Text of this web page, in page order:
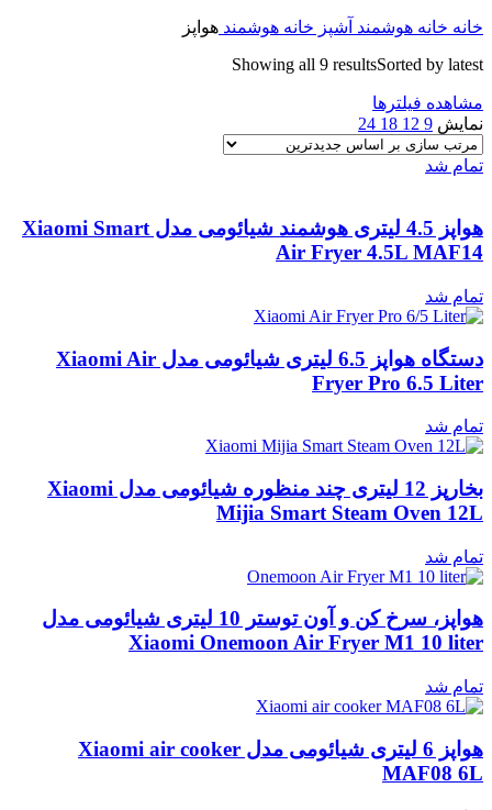
خانه خانه هوشمند آشپز خانه هوشمند هواپز
Showing all 9 resultsSorted by latest
مشاهده فیلترها
نمایش 9
12
18
24
تمام شد
هواپز 4.5 لیتری هوشمند شیائومی مدل Xiaomi Smart
Air Fryer 4.5L MAF14
تمام شد
دستگاه هواپز 6.5 لیتری شیائومی مدل Xiaomi Air
Fryer Pro 6.5 Liter
تمام شد
بخارپز 12 لیتری چند منظوره شیائومی مدل Xiaomi
Mijia Smart Steam Oven 12L
تمام شد
هواپز، سرخ کن و آون توستر 10 لیتری شیائومی مدل
Xiaomi Onemoon Air Fryer M1 10 liter
تمام شد
هواپز 6 لیتری شیائومی مدل Xiaomi air cooker
MAF08 6L